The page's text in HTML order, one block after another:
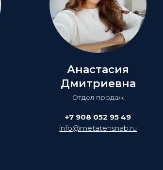
Анастасия
Дмитриевна
Отдел продаж
+7 908 052 95 49
info@metatehsnab.ru